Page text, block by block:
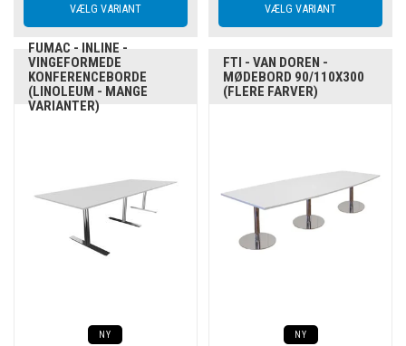
FUMAC - INLINE -
VINGEFORMEDE
KONFERENCEBORDE
(LINOLEUM - MANGE
VARIANTER)
NY
FTI - VAN DOREN -
MØDEBORD 90/110X300
(FLERE FARVER)
NY